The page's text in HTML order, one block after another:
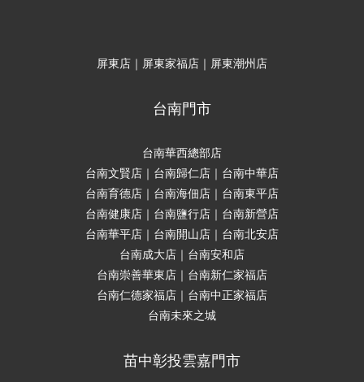
屏東店｜屏東家福店｜屏東潮州店
台南門市
台南華西總部店
台南文賢店｜台南歸仁店｜台南中華店
台南育德店｜台南海佃店｜台南東平店
台南健康店｜台南鹽行店｜台南新營店
台南華平店｜台南開山店｜台南北安店
台南成大店｜台南安和店
台南崇善華東店｜台南新仁家福店
台南仁德家福店｜台南中正家福店
台南未來之城
苗中彰投雲嘉門市